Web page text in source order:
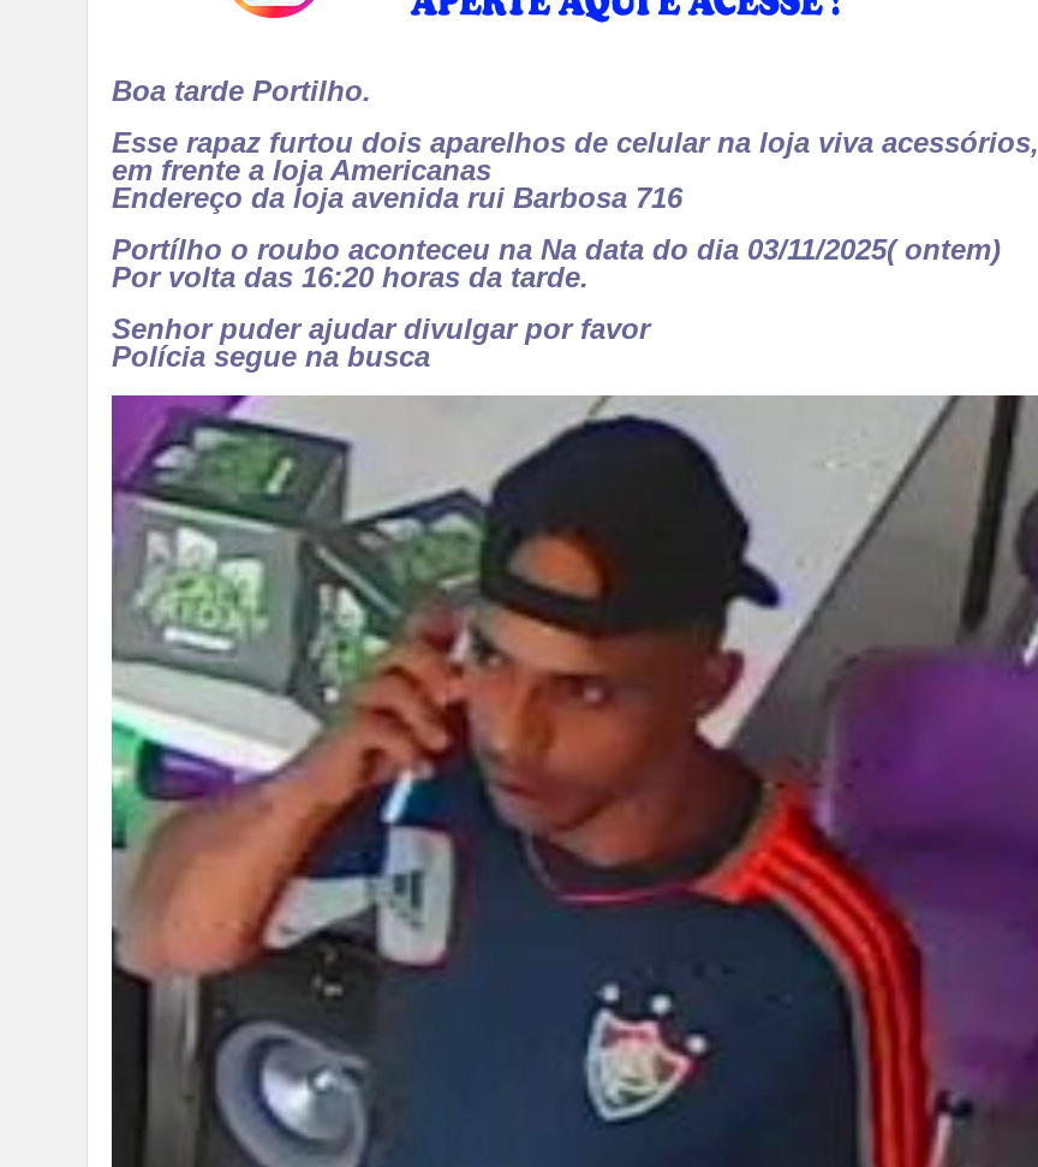
Boa tarde Portilho.
Esse rapaz furtou dois aparelhos de celular na loja viva acessórios,
em frente a loja Americanas
Endereço da loja avenida rui Barbosa 716
Portílho o roubo aconteceu na Na data do dia 03/11/2025( ontem)
Por volta das 16:20 horas da tarde.
Senhor puder ajudar divulgar por favor
Polícia segue na busca